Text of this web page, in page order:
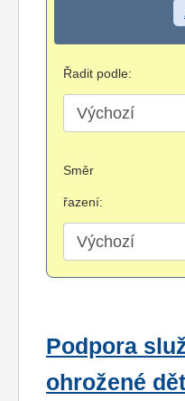
Řadit podle:
Směr
řazení:
Podpora
ohrožené